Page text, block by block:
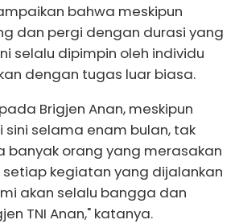
bahwa meskipun
dan pergi dengan durasi yang
selalu dipimpin oleh individu
dengan tugas luar biasa.
Brigjen Anan, meskipun
selama enam bulan, tak
banyak orang yang merasakan
setiap kegiatan yang dijalankan
akan selalu bangga dan
TNI Anan," katanya.